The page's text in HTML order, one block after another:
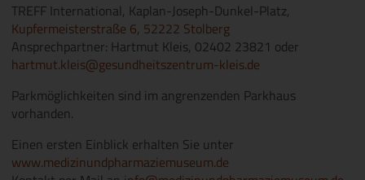
TREFF International, Kaplan-Joseph-Dunkel-Platz,
Kupfermeisterstraße 6, 52222 Stolberg
Ansprechpartner: Hartmut Kleis, 02402 23821 oder
hartmut.kleis@gesundheitszentrum-kleis.de
Parkmöglichkeiten sind im angrenzenden Parkhaus
vorhanden.
Einen ersten Einblick erhalten Sie unter
www.medizinundpharmaziemuseum.de